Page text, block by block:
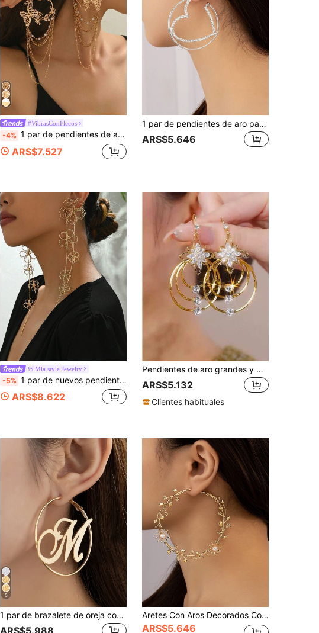
#VibrasConFlecos
-4% 1 par de pendientes de aro elegantes y exagerados personalizados para mujer, diseño de mariposa ligero con cadena de metal y perla falsa, estilo multicapa apilado, adecuado para uso diario en otoño/invierno, reuniones con mejores amigas, fiestas y regalos de vacaciones
ARS$7.527
1 par de pendientes de aro para mujer con decoración de strass con forma de corazón minimalista
ARS$5.646
Mia style Jewelry
-5% 1 par de nuevos pendientes elegantes vintage para mujer, con flor hueca de alambre metálico exagerada, borla larga colgante, adecuados para fiesta, uso diario, regalo de vacaciones
ARS$8.622
Pendientes de aro grandes y multicapa de moda para mujeres, pendientes de diseño elegante y lujoso, pendientes con estilo europeo y americano
ARS$5.132
Clientes habituales
5
1 par de brazalete de oreja con letra M, aros circulares minimalistas de metal.
ARS$5.988
Aretes Con Aros Decorados Con Perlas Falsas Y Hojas
ARS$5.646